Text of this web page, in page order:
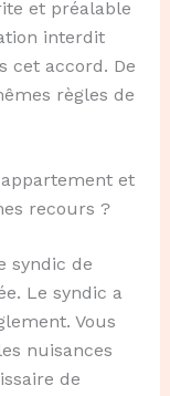
et préalable
interdit
cet accord. De
règles de
et
recours ?
syndic de
Le syndic a
Vous
nuisances
de